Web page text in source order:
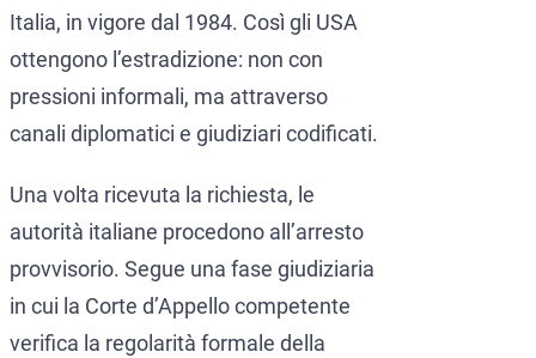
Italia, in vigore dal 1984. Così gli USA
ottengono l’estradizione: non con
pressioni informali, ma attraverso
canali diplomatici e giudiziari codificati.
Una volta ricevuta la richiesta, le
autorità italiane procedono all’arresto
provvisorio. Segue una fase giudiziaria
in cui la Corte d’Appello competente
verifica la regolarità formale della